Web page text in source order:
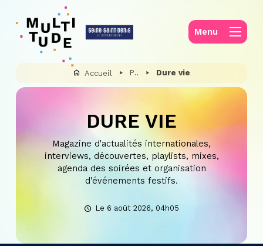
Menu
Accueil Partenaires et mécènes Dure vie
DURE VIE
Magazine d'actualités internationales,
interviews, découvertes, playlists, mixes,
agenda des soirées et organisation
d'événements festifs.
Le 6 août 2026, 04h05
Panneau de gestion des cookies